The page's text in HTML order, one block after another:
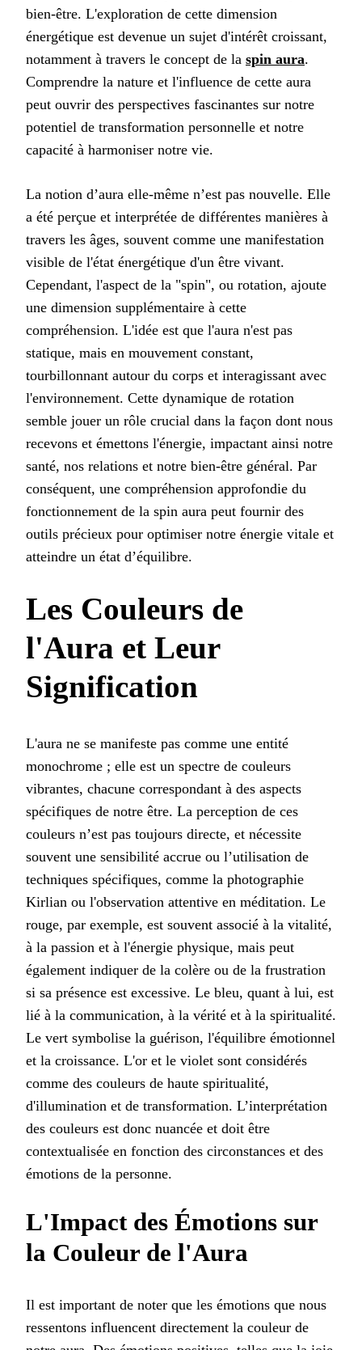
bien-être. L'exploration de cette dimension
énergétique est devenue un sujet d'intérêt croissant,
notamment à travers le concept de la spin aura.
Comprendre la nature et l'influence de cette aura
peut ouvrir des perspectives fascinantes sur notre
potentiel de transformation personnelle et notre
capacité à harmoniser notre vie.
La notion d’aura elle-même n’est pas nouvelle. Elle
a été perçue et interprétée de différentes manières à
travers les âges, souvent comme une manifestation
visible de l'état énergétique d'un être vivant.
Cependant, l'aspect de la "spin", ou rotation, ajoute
une dimension supplémentaire à cette
compréhension. L'idée est que l'aura n'est pas
statique, mais en mouvement constant,
tourbillonnant autour du corps et interagissant avec
l'environnement. Cette dynamique de rotation
semble jouer un rôle crucial dans la façon dont nous
recevons et émettons l'énergie, impactant ainsi notre
santé, nos relations et notre bien-être général. Par
conséquent, une compréhension approfondie du
fonctionnement de la spin aura peut fournir des
outils précieux pour optimiser notre énergie vitale et
atteindre un état d’équilibre.
Les Couleurs de
l'Aura et Leur
Signification
L'aura ne se manifeste pas comme une entité
monochrome ; elle est un spectre de couleurs
vibrantes, chacune correspondant à des aspects
spécifiques de notre être. La perception de ces
couleurs n’est pas toujours directe, et nécessite
souvent une sensibilité accrue ou l’utilisation de
techniques spécifiques, comme la photographie
Kirlian ou l'observation attentive en méditation. Le
rouge, par exemple, est souvent associé à la vitalité,
à la passion et à l'énergie physique, mais peut
également indiquer de la colère ou de la frustration
si sa présence est excessive. Le bleu, quant à lui, est
lié à la communication, à la vérité et à la spiritualité.
Le vert symbolise la guérison, l'équilibre émotionnel
et la croissance. L'or et le violet sont considérés
comme des couleurs de haute spiritualité,
d'illumination et de transformation. L’interprétation
des couleurs est donc nuancée et doit être
contextualisée en fonction des circonstances et des
émotions de la personne.
L'Impact des Émotions sur
la Couleur de l'Aura
Il est important de noter que les émotions que nous
ressentons influencent directement la couleur de